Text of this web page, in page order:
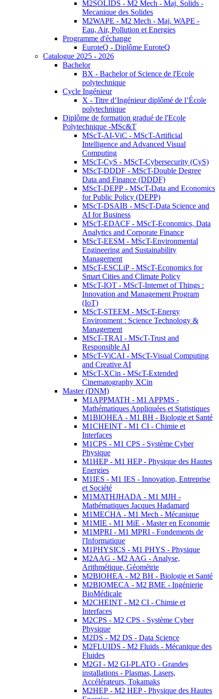
M2SOLIDS - M2 Mech - Maj. Solids -
Mecanique des Solides
M2WAPE - M2 Mech - Maj. WAPE -
Eau, Air, Pollution et Energies
Programme d'échange
EuroteQ - Diplôme EuroteQ
Catalogue 2025 - 2026
Bachelor
BX - Bachelor of Science de l'Ecole
polytechnique
Cycle Ingénieur
X - Titre d’Ingénieur diplômé de l’École
polytechnique
Diplôme de formation gradué de l'Ecole
Polytechnique -MSc&T
MScT-AI-ViC - MScT-Artificial
Intelligence and Advanced Visual
Computing
MScT-CyS - MScT-Cybersecurity (CyS)
MScT-DDDF - MScT-Double Degree
Data and Finance (DDDF)
MScT-DEPP - MScT-Data and Economics
for Public Policy (DEPP)
MScT-DSAIB - MScT-Data Science and
AI for Business
MScT-EDACF - MScT-Economics, Data
Analytics and Corporate Finance
MScT-EESM - MScT-Environmental
Engineering and Sustainability
Management
MScT-ESCLiP - MScT-Economics for
Smart Cities and Climate Policy
MScT-IOT - MScT-Internet of Things :
Innovation and Management Program
(IoT)
MScT-STEEM - MScT-Energy
Environment : Science Technology &
Management
MScT-TRAI - MScT-Trust and
Responsible AI
MScT-ViCAI - MScT-Visual Computing
and Creative AI
MScT-XCin - MScT-Extended
Cinematography XCin
Master (DNM)
M1APPMATH - M1 APPMS -
Mathématiques Appliquées et Statistiques
M1BIOHEA - M1 BH - Biologie et Santé
M1CHEINT - M1 CI - Chimie et
Interfaces
M1CPS - M1 CPS - Système Cyber
Physique
M1HEP - M1 HEP - Physique des Hautes
Energies
M1IES - M1 IES - Innovation, Entreprise
et Société
M1MATHJHADA - M1 MJH -
Mathématiques Jacques Hadamard
M1MECHA - M1 Mech - Mécanique
M1MIE - M1 MiE - Master en Economie
M1MPRI - M1 MPRI - Fondements de
l'Informatique
M1PHYSICS - M1 PHYS - Physique
M2AAG - M2 AAG - Analyse,
Arithmétique, Géométrie
M2BIOHEA - M2 BH - Biologie et Santé
M2BIOMECA - M2 BME - Ingénierie
BioMédicale
M2CHEINT - M2 CI - Chimie et
Interfaces
M2CPS - M2 CPS - Système Cyber
Physique
M2DS - M2 DS - Data Science
M2FLUIDS - M2 Fluids - Mécanique des
Fluides
M2GI - M2 GI-PLATO - Grandes
installations - Plasmas, Lasers,
Accélérateurs, Tokamaks
M2HEP - M2 HEP - Physique des Hautes